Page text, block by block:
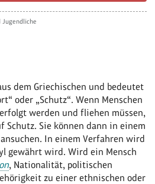
dem Griechischen und bedeutet
oder „Schutz“. Wenn Menschen
werden und fliehen müssen,
Schutz. Sie können dann in einem
In einem Verfahren wird
gewährt wird. Wird ein Mensch
, Nationalität, politischen
zu einer ethnischen oder